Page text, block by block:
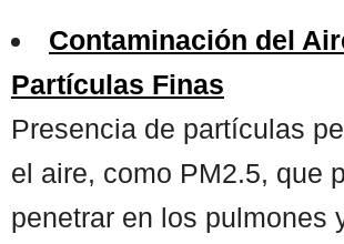
Contaminación del
Partículas Finas
Presencia de partículas
el aire, como PM2.5, que
penetrar en los pulmones